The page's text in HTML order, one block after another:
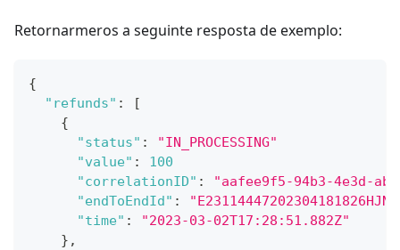
Retornarmeros a seguinte resposta de exemplo:
{
"refunds" :
[
{
"status" :
"IN_PROCESSING"
"value" :
100
"correlationID" :
"aafee9f5-94b3-4e3d-
"endToEndId" :
"time" :
"2023-03-02T17:28:51.882Z"
} ,